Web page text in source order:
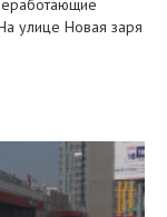
улице Новая заря